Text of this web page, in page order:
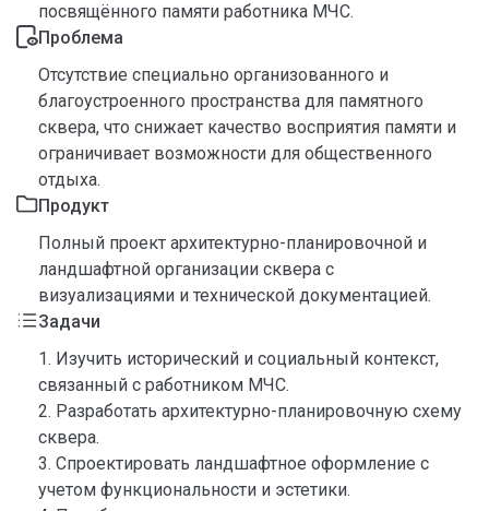
посвящённого памяти работника МЧС.
Проблема
Отсутствие специально организованного и
благоустроенного пространства для памятного
сквера, что снижает качество восприятия памяти и
ограничивает возможности для общественного
отдыха.
Продукт
Полный проект архитектурно-планировочной и
ландшафтной организации сквера с
визуализациями и технической документацией.
Задачи
1. Изучить исторический и социальный контекст,
связанный с работником МЧС.
2. Разработать архитектурно-планировочную схему
сквера.
3. Спроектировать ландшафтное оформление с
учетом функциональности и эстетики.